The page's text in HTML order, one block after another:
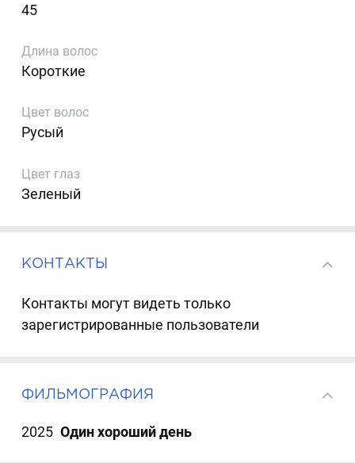
45
Длина волос
Короткие
Цвет волос
Русый
Цвет глаз
Зеленый
КОНТАКТЫ
Контакты могут видеть только
зарегистрированные пользователи
ФИЛЬМОГРАФИЯ
2025 Один хороший день